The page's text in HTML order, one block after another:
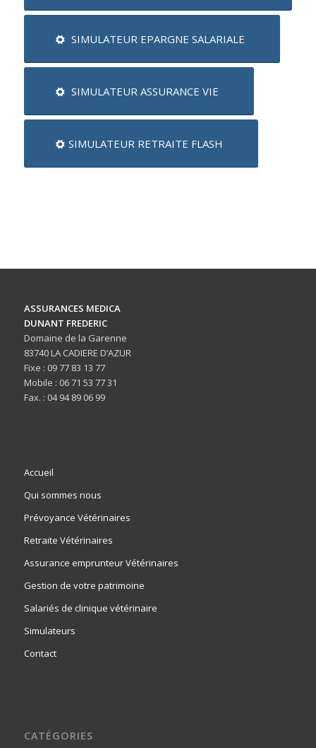
SIMULATEUR EPARGNE SALARIALE
SIMULATEUR ASSURANCE VIE
SIMULATEUR RETRAITE FLASH
ASSURANCES MEDICA
DUNANT FREDERIC
Domaine de la Garenne
83740 LA CADIERE D’AZUR
Fixe : 09 77 83 13 77
Mobile : 06 71 53 77 31
Fax. : 04 94 89 06 99
Accueil
Qui sommes nous
Prévoyance Vétérinaires
Retraite Vétérinaires
Assurance emprunteur Vétérinaires
Gestion de votre patrimoine
Salariés de clinique vétérinaire
Simulateurs
Contact
CATÉGORIES